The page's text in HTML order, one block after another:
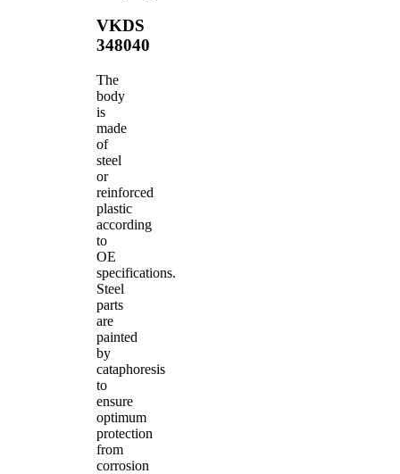
VKDS
348040
The
body
is
made
of
steel
or
reinforced
plastic
according
to
OE
specifications.
Steel
parts
are
painted
by
cataphoresis
to
ensure
optimum
protection
from
corrosion